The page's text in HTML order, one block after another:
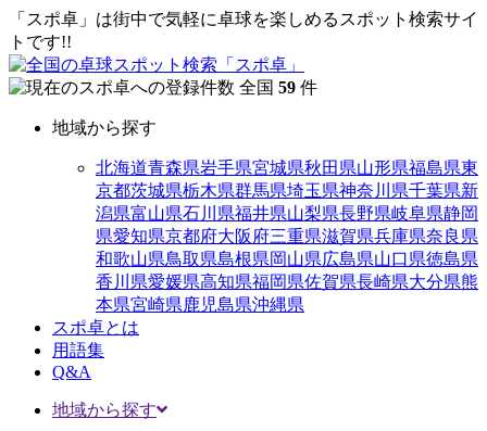
「スポ卓」は街中で気軽に卓球を楽しめるスポット検索サイ
トです!!
全国 59 件
地域から探す
北海道青森県岩手県宮城県秋田県山形県福島県東
京都茨城県栃木県群馬県埼玉県神奈川県千葉県新
潟県富山県石川県福井県山梨県長野県岐阜県静岡
県愛知県京都府大阪府三重県滋賀県兵庫県奈良県
和歌山県鳥取県島根県岡山県広島県山口県徳島県
香川県愛媛県高知県福岡県佐賀県長崎県大分県熊
本県宮崎県鹿児島県沖縄県
スポ卓とは
用語集
Q&A
地域から探す